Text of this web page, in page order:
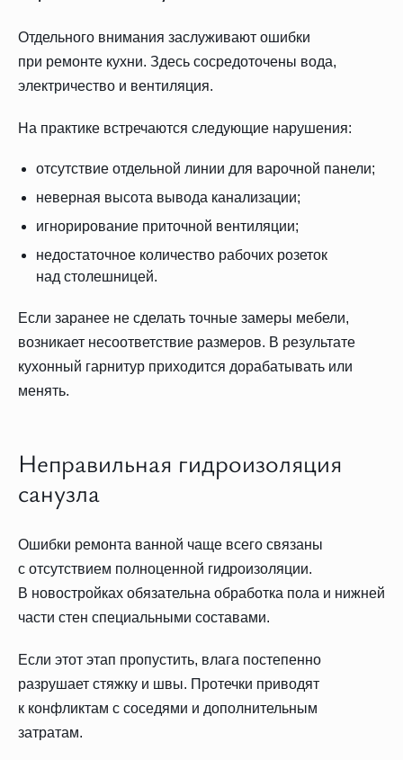
Отдельного внимания заслуживают ошибки
при ремонте кухни. Здесь сосредоточены вода,
электричество и вентиляция.
На практике встречаются следующие нарушения:
отсутствие отдельной линии для варочной панели;
неверная высота вывода канализации;
игнорирование приточной вентиляции;
недостаточное количество рабочих розеток
над столешницей.
Если заранее не сделать точные замеры мебели,
возникает несоответствие размеров. В результате
кухонный гарнитур приходится дорабатывать или
менять.
Неправильная гидроизоляция
санузла
Ошибки ремонта ванной чаще всего связаны
с отсутствием полноценной гидроизоляции.
В новостройках обязательна обработка пола и нижней
части стен специальными составами.
Если этот этап пропустить, влага постепенно
разрушает стяжку и швы. Протечки приводят
к конфликтам с соседями и дополнительным
затратам.